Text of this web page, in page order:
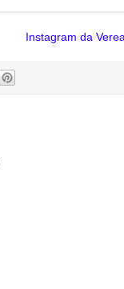
Instagram da